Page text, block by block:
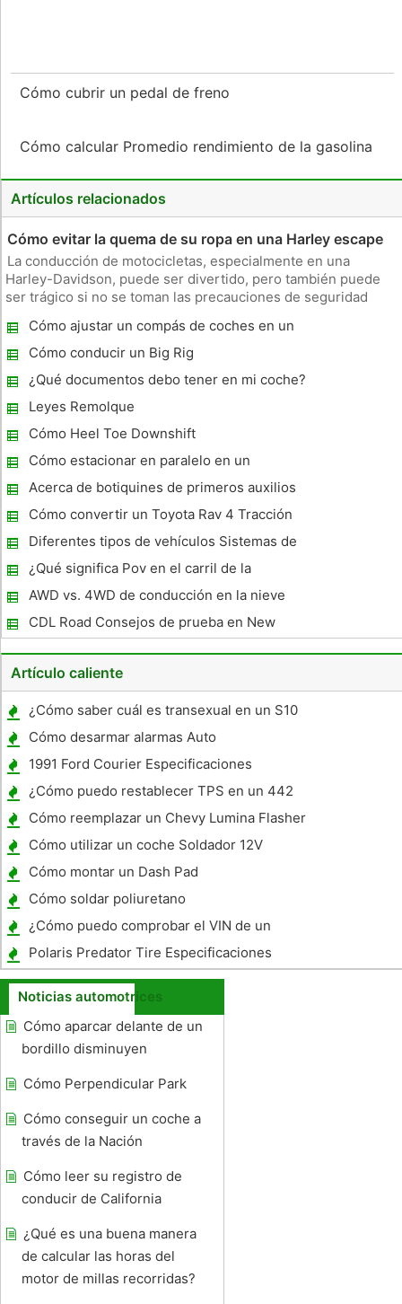
Cómo cubrir un pedal de freno
Cómo calcular Promedio rendimiento de la gasolina
Artículos relacionados
Cómo evitar la quema de su ropa en una Harley escape
La conducción de motocicletas, especialmente en una
Harley-Davidson, puede ser divertido, pero también puede
ser trágico si no se toman las precauciones de seguridad
conscientes de los peligros en el camino, muchos pasan por
alto los peligros qu
Cómo ajustar un compás de coches en un
Mercedes Benz
Cómo conducir un Big Rig
¿Qué documentos debo tener en mi coche?
Leyes Remolque
Cómo Heel Toe Downshift
Cómo estacionar en paralelo en un
estacionamiento
Acerca de botiquines de primeros auxilios
Cómo convertir un Toyota Rav 4 Tracción
simple en una unidad de cuatro ruedas
Diferentes tipos de vehículos Sistemas de
seguimiento
¿Qué significa Pov en el carril de la
autopista?
AWD vs. 4WD de conducción en la nieve
CDL Road Consejos de prueba en New
Jersey
Artículo caliente
¿Cómo saber cuál es transexual en un S10
1996
Cómo desarmar alarmas Auto
1991 Ford Courier Especificaciones
¿Cómo puedo restablecer TPS en un 442
Olds ?
Cómo reemplazar un Chevy Lumina Flasher
Relay 1999
Cómo utilizar un coche Soldador 12V
Cómo montar un Dash Pad
Cómo soldar poliuretano
¿Cómo puedo comprobar el VIN de un
Acura?
Polaris Predator Tire Especificaciones
Noticias automotrices
Cómo aparcar delante de un
bordillo disminuyen
Cómo Perpendicular Park
Cómo conseguir un coche a
través de la Nación
Cómo leer su registro de
conducir de California
¿Qué es una buena manera
de calcular las horas del
motor de millas recorridas?